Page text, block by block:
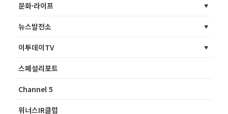
문화·라이프
뉴스발전소
이투데이TV
스페셜리포트
Channel 5
위너스IR클럽